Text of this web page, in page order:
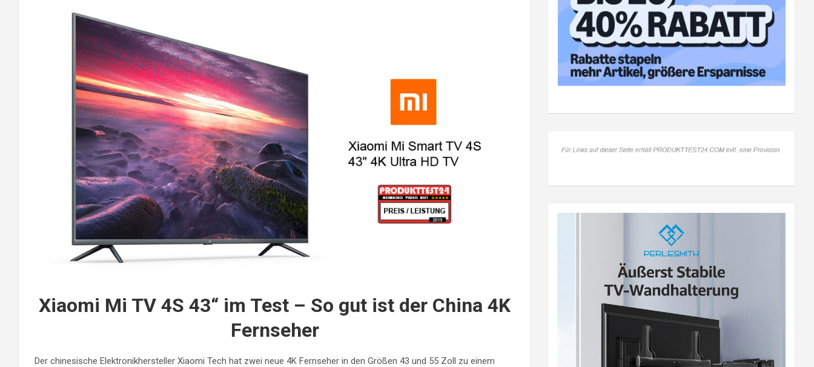
Xiaomi Mi TV 4S 43“ im Test – So gut ist der China 4K
Fernseher
Der chinesische Elektronikhersteller Xiaomi Tech hat zwei neue 4K Fernseher in den Größen 43 und 55 Zoll zu einem